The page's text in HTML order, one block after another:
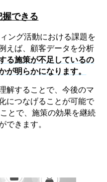
できる
ング活動における課題を
えば、顧客データを分析
る施策が不足しているの
が明らかになります。
解することで、今後のマ
につなげることが可能で
とで、施策の効果を継続
できます。